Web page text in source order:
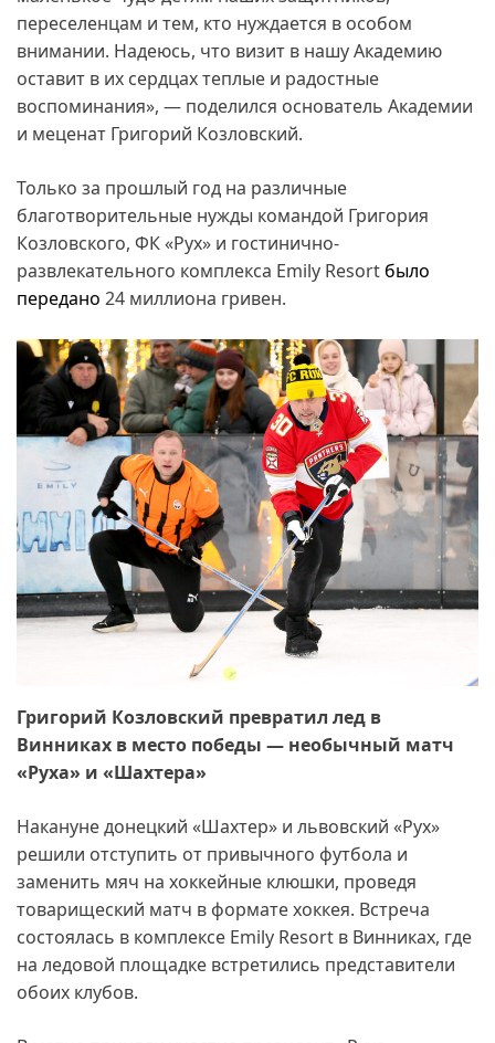
переселенцам и тем, кто нуждается в особом
внимании. Надеюсь, что визит в нашу Академию
оставит в их сердцах теплые и радостные
воспоминания», — поделился основатель Академии
и меценат Григорий Козловский.
Только за прошлый год на различные
благотворительные нужды командой Григория
Козловского, ФК «Рух» и гостинично-
развлекательного комплекса Emily Resort было
передано 24 миллиона гривен.
Григорий Козловский превратил лед в
Винниках в место победы — необычный матч
«Руха» и «Шахтера»
Накануне донецкий «Шахтер» и львовский «Рух»
решили отступить от привычного футбола и
заменить мяч на хоккейные клюшки, проведя
товарищеский матч в формате хоккея. Встреча
состоялась в комплексе Emily Resort в Винниках, где
на ледовой площадке встретились представители
обоих клубов.